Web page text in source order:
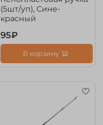
(5шт/уп), Сине-
красный
95₽
В корзину